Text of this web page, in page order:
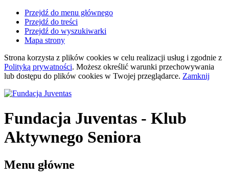
Przejdź do menu głównego
Przejdź do treści
Przejdź do wyszukiwarki
Mapa strony
Strona korzysta z plików cookies w celu realizacji usług i zgodnie z
Polityką prywatności. Możesz określić warunki przechowywania
lub dostępu do plików cookies w Twojej przeglądarce. Zamknij
Fundacja Juventas - Klub
Aktywnego Seniora
Menu główne